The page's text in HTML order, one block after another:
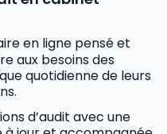
en ligne pensé et
aux besoins des
quotidienne de leurs
d’audit avec une